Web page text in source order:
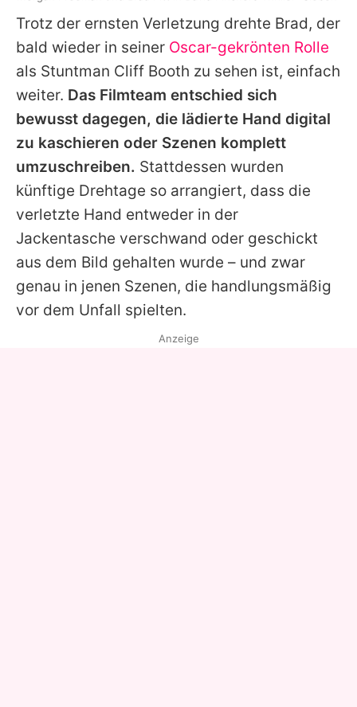
Trotz der ernsten Verletzung drehte Brad, der
bald wieder in seiner Oscar-gekrönten Rolle
als Stuntman Cliff Booth zu sehen ist, einfach
weiter. Das Filmteam entschied sich
bewusst dagegen, die lädierte Hand digital
zu kaschieren oder Szenen komplett
umzuschreiben. Stattdessen wurden
künftige Drehtage so arrangiert, dass die
verletzte Hand entweder in der
Jackentasche verschwand oder geschickt
aus dem Bild gehalten wurde – und zwar
genau in jenen Szenen, die handlungsmäßig
vor dem Unfall spielten.
Anzeige